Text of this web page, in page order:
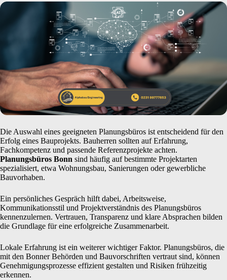
Die Auswahl eines geeigneten Planungsbüros ist entscheidend für den
Erfolg eines Bauprojekts. Bauherren sollten auf Erfahrung,
Fachkompetenz und passende Referenzprojekte achten.
Planungsbüros Bonn sind häufig auf bestimmte Projektarten
spezialisiert, etwa Wohnungsbau, Sanierungen oder gewerbliche
Bauvorhaben.
Ein persönliches Gespräch hilft dabei, Arbeitsweise,
Kommunikationsstil und Projektverständnis des Planungsbüros
kennenzulernen. Vertrauen, Transparenz und klare Absprachen bilden
die Grundlage für eine erfolgreiche Zusammenarbeit.
Lokale Erfahrung ist ein weiterer wichtiger Faktor. Planungsbüros, die
mit den Bonner Behörden und Bauvorschriften vertraut sind, können
Genehmigungsprozesse effizient gestalten und Risiken frühzeitig
erkennen.